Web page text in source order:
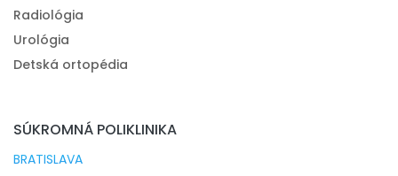
Radiológia
Urológia
Detská ortopédia
SÚKROMNÁ POLIKLINIKA
BRATISLAVA